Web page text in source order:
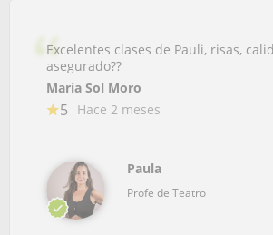
Excelentes clases de Pauli, risas,
asegurado??
María Sol Moro
5 Hace 2 meses
Paula
Profe de Teatro